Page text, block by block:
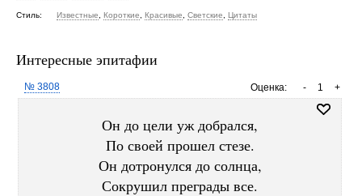
Стиль: Известные Короткие Красивые Светские Цитаты
Интересные эпитафии
Оценка: +
1
-
№ 3808
Он до цели уж добрался,
По своей прошел стезе.
Он дотронулся до солнца,
Сокрушил преграды все.